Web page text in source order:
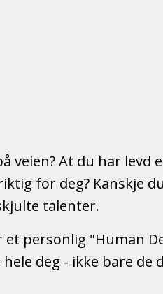
veien? At du har levd
for deg? Kanskje
talenter.
personlig "Human
deg - ikke bare de